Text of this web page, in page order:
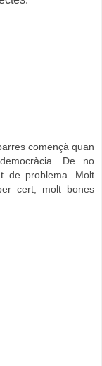
començà quan
De no
de problema. Molt
cert, molt bones